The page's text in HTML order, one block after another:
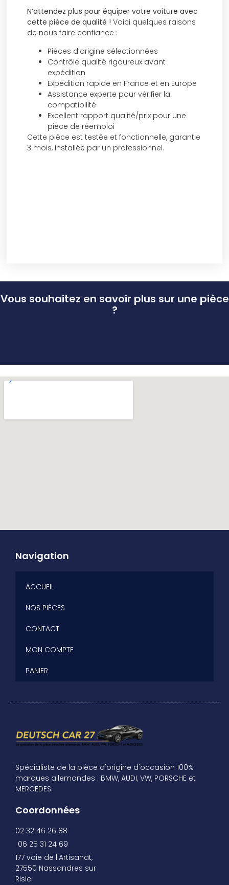
N’attendez plus pour équiper votre voiture avec
cette pièce de qualité ! Voici quelques raisons
de nous faire confiance :
Pièces d’origine sélectionnées
Contrôle qualité rigoureux avant
expédition
Expédition rapide en France et en Europe
Assistance experte pour vérifier la
compatibilité
Excellent rapport qualité/prix pour une
pièce de réemploi
Cette pièce est testée et fonctionnelle, garantie
3 mois, installée par un professionnel.
Vous souhaitez en savoir plus sur une pièce
?
Navigation
ACCUEIL
NOS PIÈCES
CONTACT
MON COMPTE
PANIER
Spécialiste de la pièce d'origine d'occasion 100%
marques allemandes : BMW, AUDI, VW, PORSCHE et
MERCEDES.
Coordonnées
02 32 46 26 88
06 25 31 24 69
177 voie de l'Artisanat,
27550 Nassandres sur
Risle